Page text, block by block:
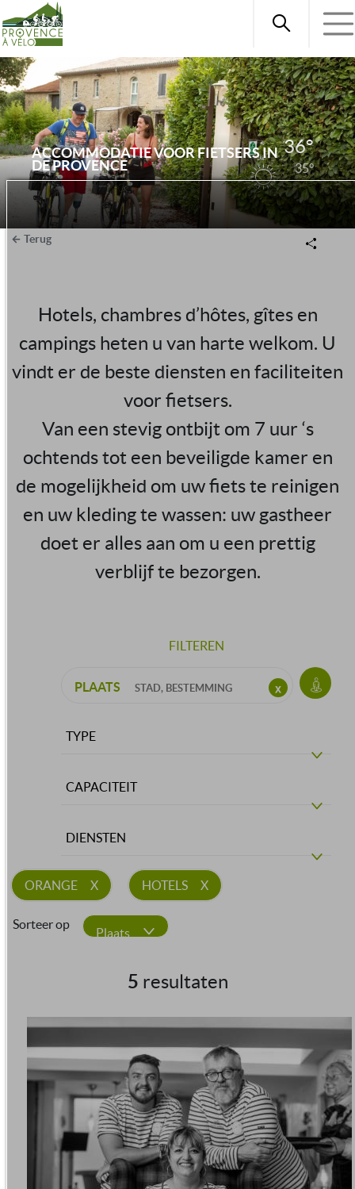
36°
35°
ACCOMMODATIE VOOR FIETSERS IN
DE PROVENCE
Terug
Hotels, chambres d’hôtes, gîtes en
campings heten u van harte welkom. U
vindt er de beste diensten en faciliteiten
voor fietsers.
Van een stevig ontbijt om 7 uur ‘s
ochtends tot een beveiligde kamer en
de mogelijkheid om uw fiets te reinigen
en uw kleding te wassen: uw gastheer
doet er alles aan om u een prettig
verblijf te bezorgen.
FILTEREN
PLAATS
TYPE
CAPACITEIT
DIENSTEN
ORANGE HOTELS
Sorteer op
Plaats
5 resultaten